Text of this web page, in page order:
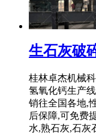
生石灰破
桂林卓杰机械
氢氧化钙生产
销往全国各地,
后保障,可免费
水,熟石灰,石灰